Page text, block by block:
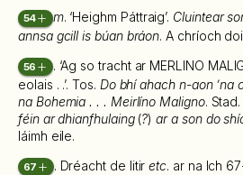
54 m. ‘Heighm Páttraig’. Cluintear
annsa gcill is búan bráon. A chríoch
56
. ‘Ag so tracht ar MERLINO
eolais . .’. Tos. Do bhí ahach n-aon ’na
na Bohemia . . . Meirlíno Maligno.
féin ar dhianfhulaing(?)ar a son do
láimh eile.
67 . Dréacht de litiretc. ar na lch